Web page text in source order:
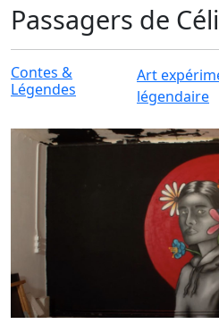
Passagers de
Contes &
Légendes
Art
légendaire